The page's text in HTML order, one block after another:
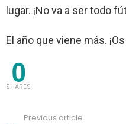
lugar. ¡No va a ser todo
El año que viene más.
0
SHARES
Previous article